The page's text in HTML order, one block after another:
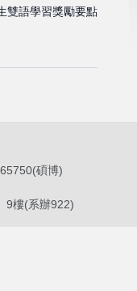
雙語學習獎勵要點
碩博)
9樓(系辦922)